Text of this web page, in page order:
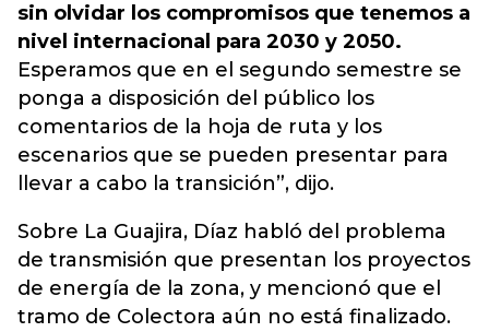
sin olvidar los compromisos que tenemos a
nivel internacional para 2030 y 2050.
Esperamos que en el segundo semestre se
ponga a disposición del público los
comentarios de la hoja de ruta y los
escenarios que se pueden presentar para
llevar a cabo la transición”, dijo.
Sobre La Guajira, Díaz habló del problema
de transmisión que presentan los proyectos
de energía de la zona, y mencionó que el
tramo de Colectora aún no está finalizado.